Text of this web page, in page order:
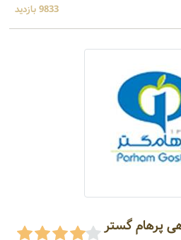
9833 بازدید
پرهام گستر